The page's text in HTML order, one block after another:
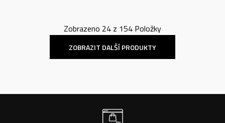
Zobrazeno 24 z 154 Položky
ZOBRAZIT DALŠÍ PRODUKTY